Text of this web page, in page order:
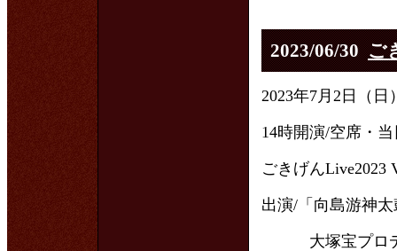
2023/06/30 ご
2023年7月2日（
14時開演/空席・
ごきげんLive2023
出演/「向島游神
大塚宝プロデ